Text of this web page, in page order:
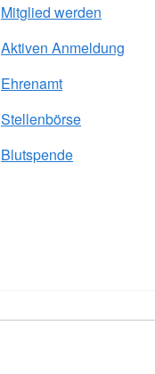
Mitglied werden
Aktiven Anmeldung
Ehrenamt
Stellenbörse
Blutspende